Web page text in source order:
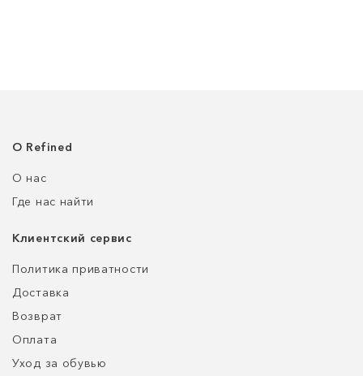
О Refined
О нас
Где нас найти
Клиентский сервис
Политика приватности
Доставка
Возврат
Оплата
Уход за обувью